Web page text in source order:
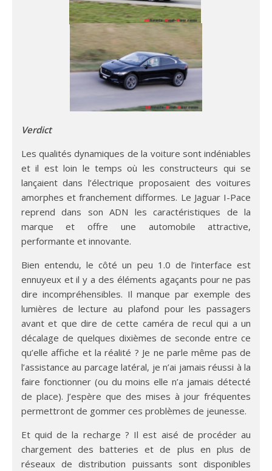
Verdict
Les qualités dynamiques de la voiture sont indéniables
et il est loin le temps où les constructeurs qui se
lançaient dans l’électrique proposaient des voitures
amorphes et franchement difformes. Le Jaguar I-Pace
reprend dans son ADN les caractéristiques de la
marque et offre une automobile attractive,
performante et innovante.
Bien entendu, le côté un peu 1.0 de l’interface est
ennuyeux et il y a des éléments agaçants pour ne pas
dire incompréhensibles. Il manque par exemple des
lumières de lecture au plafond pour les passagers
avant et que dire de cette caméra de recul qui a un
décalage de quelques dixièmes de seconde entre ce
qu’elle affiche et la réalité ? Je ne parle même pas de
l’assistance au parcage latéral, je n’ai jamais réussi à la
faire fonctionner (ou du moins elle n’a jamais détecté
de place). J’espère que des mises à jour fréquentes
permettront de gommer ces problèmes de jeunesse.
Et quid de la recharge ? Il est aisé de procéder au
chargement des batteries et de plus en plus de
réseaux de distribution puissants sont disponibles